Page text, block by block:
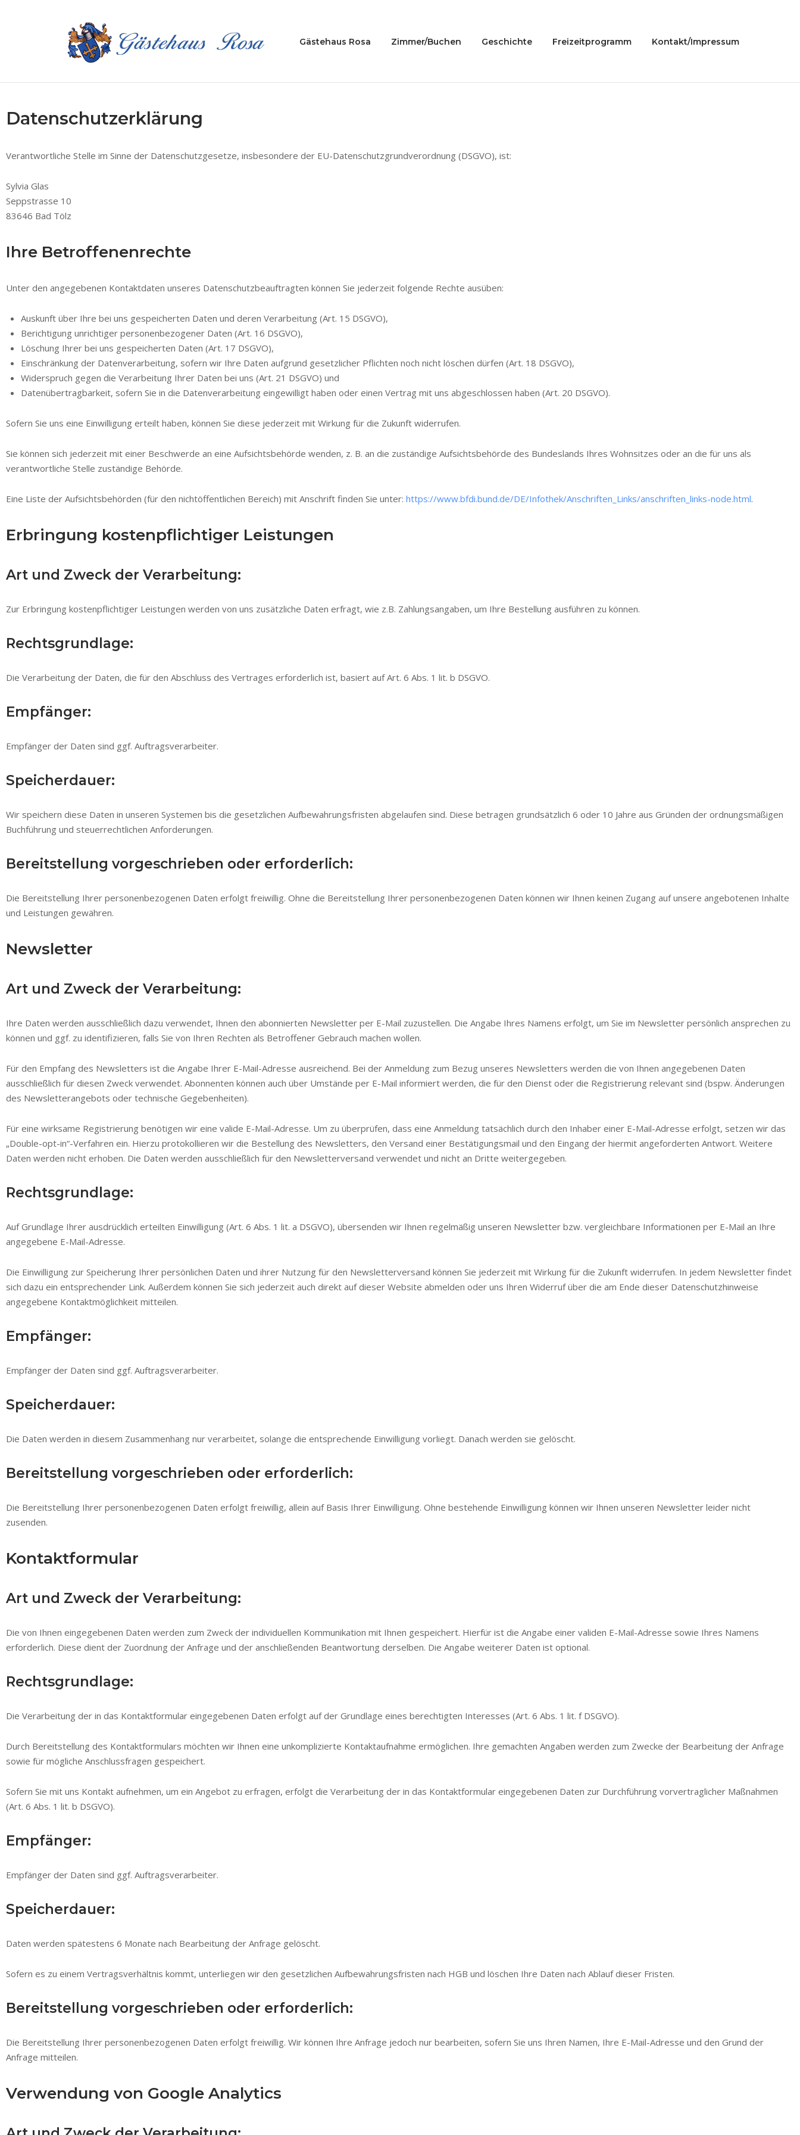
Home
Gästehaus Rosa Zimmer/Buchen Geschichte Freizeitprogramm Kontakt/Impressum
Datenschutzerklärung
Verantwortliche Stelle im Sinne der Datenschutzgesetze, insbesondere der EU-Datenschutzgrundverordnung (DSGVO), ist:
Sylvia Glas
Seppstrasse 10
83646 Bad Tölz
Ihre Betroffenenrechte
Unter den angegebenen Kontaktdaten unseres Datenschutzbeauftragten können Sie jederzeit folgende Rechte ausüben:
Auskunft über Ihre bei uns gespeicherten Daten und deren Verarbeitung (Art. 15 DSGVO),
Berichtigung unrichtiger personenbezogener Daten (Art. 16 DSGVO),
Löschung Ihrer bei uns gespeicherten Daten (Art. 17 DSGVO),
Einschränkung der Datenverarbeitung, sofern wir Ihre Daten aufgrund gesetzlicher Pflichten noch nicht löschen dürfen (Art. 18 DSGVO),
Widerspruch gegen die Verarbeitung Ihrer Daten bei uns (Art. 21 DSGVO) und
Datenübertragbarkeit, sofern Sie in die Datenverarbeitung eingewilligt haben oder einen Vertrag mit uns abgeschlossen haben (Art. 20 DSGVO).
Sofern Sie uns eine Einwilligung erteilt haben, können Sie diese jederzeit mit Wirkung für die Zukunft widerrufen.
Sie können sich jederzeit mit einer Beschwerde an eine Aufsichtsbehörde wenden, z. B. an die zuständige Aufsichtsbehörde des Bundeslands Ihres Wohnsitzes oder an die für uns als
verantwortliche Stelle zuständige Behörde.
Eine Liste der Aufsichtsbehörden (für den nichtöffentlichen Bereich) mit Anschrift finden Sie unter: https://www.bfdi.bund.de/DE/Infothek/Anschriften_Links/anschriften_links-node.html.
Erbringung kostenpflichtiger Leistungen
Art und Zweck der Verarbeitung:
Zur Erbringung kostenpflichtiger Leistungen werden von uns zusätzliche Daten erfragt, wie z.B. Zahlungsangaben, um Ihre Bestellung ausführen zu können.
Rechtsgrundlage:
Die Verarbeitung der Daten, die für den Abschluss des Vertrages erforderlich ist, basiert auf Art. 6 Abs. 1 lit. b DSGVO.
Empfänger:
Empfänger der Daten sind ggf. Auftragsverarbeiter.
Speicherdauer:
Wir speichern diese Daten in unseren Systemen bis die gesetzlichen Aufbewahrungsfristen abgelaufen sind. Diese betragen grundsätzlich 6 oder 10 Jahre aus Gründen der ordnungsmäßigen
Buchführung und steuerrechtlichen Anforderungen.
Bereitstellung vorgeschrieben oder erforderlich:
Die Bereitstellung Ihrer personenbezogenen Daten erfolgt freiwillig. Ohne die Bereitstellung Ihrer personenbezogenen Daten können wir Ihnen keinen Zugang auf unsere angebotenen Inhalte
und Leistungen gewähren.
Newsletter
Art und Zweck der Verarbeitung:
Ihre Daten werden ausschließlich dazu verwendet, Ihnen den abonnierten Newsletter per E-Mail zuzustellen. Die Angabe Ihres Namens erfolgt, um Sie im Newsletter persönlich ansprechen zu
können und ggf. zu identifizieren, falls Sie von Ihren Rechten als Betroffener Gebrauch machen wollen.
Für den Empfang des Newsletters ist die Angabe Ihrer E-Mail-Adresse ausreichend. Bei der Anmeldung zum Bezug unseres Newsletters werden die von Ihnen angegebenen Daten
ausschließlich für diesen Zweck verwendet. Abonnenten können auch über Umstände per E-Mail informiert werden, die für den Dienst oder die Registrierung relevant sind (bspw. Änderungen
des Newsletterangebots oder technische Gegebenheiten).
Für eine wirksame Registrierung benötigen wir eine valide E-Mail-Adresse. Um zu überprüfen, dass eine Anmeldung tatsächlich durch den Inhaber einer E-Mail-Adresse erfolgt, setzen wir das
„Double-opt-in“-Verfahren ein. Hierzu protokollieren wir die Bestellung des Newsletters, den Versand einer Bestätigungsmail und den Eingang der hiermit angeforderten Antwort. Weitere
Daten werden nicht erhoben. Die Daten werden ausschließlich für den Newsletterversand verwendet und nicht an Dritte weitergegeben.
Rechtsgrundlage:
Auf Grundlage Ihrer ausdrücklich erteilten Einwilligung (Art. 6 Abs. 1 lit. a DSGVO), übersenden wir Ihnen regelmäßig unseren Newsletter bzw. vergleichbare Informationen per E-Mail an Ihre
angegebene E-Mail-Adresse.
Die Einwilligung zur Speicherung Ihrer persönlichen Daten und ihrer Nutzung für den Newsletterversand können Sie jederzeit mit Wirkung für die Zukunft widerrufen. In jedem Newsletter findet
sich dazu ein entsprechender Link. Außerdem können Sie sich jederzeit auch direkt auf dieser Website abmelden oder uns Ihren Widerruf über die am Ende dieser Datenschutzhinweise
angegebene Kontaktmöglichkeit mitteilen.
Empfänger:
Empfänger der Daten sind ggf. Auftragsverarbeiter.
Speicherdauer:
Die Daten werden in diesem Zusammenhang nur verarbeitet, solange die entsprechende Einwilligung vorliegt. Danach werden sie gelöscht.
Bereitstellung vorgeschrieben oder erforderlich:
Die Bereitstellung Ihrer personenbezogenen Daten erfolgt freiwillig, allein auf Basis Ihrer Einwilligung. Ohne bestehende Einwilligung können wir Ihnen unseren Newsletter leider nicht
zusenden.
Kontaktformular
Art und Zweck der Verarbeitung:
Die von Ihnen eingegebenen Daten werden zum Zweck der individuellen Kommunikation mit Ihnen gespeichert. Hierfür ist die Angabe einer validen E-Mail-Adresse sowie Ihres Namens
erforderlich. Diese dient der Zuordnung der Anfrage und der anschließenden Beantwortung derselben. Die Angabe weiterer Daten ist optional.
Rechtsgrundlage:
Die Verarbeitung der in das Kontaktformular eingegebenen Daten erfolgt auf der Grundlage eines berechtigten Interesses (Art. 6 Abs. 1 lit. f DSGVO).
Durch Bereitstellung des Kontaktformulars möchten wir Ihnen eine unkomplizierte Kontaktaufnahme ermöglichen. Ihre gemachten Angaben werden zum Zwecke der Bearbeitung der Anfrage
sowie für mögliche Anschlussfragen gespeichert.
Sofern Sie mit uns Kontakt aufnehmen, um ein Angebot zu erfragen, erfolgt die Verarbeitung der in das Kontaktformular eingegebenen Daten zur Durchführung vorvertraglicher Maßnahmen
(Art. 6 Abs. 1 lit. b DSGVO).
Empfänger:
Empfänger der Daten sind ggf. Auftragsverarbeiter.
Speicherdauer:
Daten werden spätestens 6 Monate nach Bearbeitung der Anfrage gelöscht.
Sofern es zu einem Vertragsverhältnis kommt, unterliegen wir den gesetzlichen Aufbewahrungsfristen nach HGB und löschen Ihre Daten nach Ablauf dieser Fristen.
Bereitstellung vorgeschrieben oder erforderlich:
Die Bereitstellung Ihrer personenbezogenen Daten erfolgt freiwillig. Wir können Ihre Anfrage jedoch nur bearbeiten, sofern Sie uns Ihren Namen, Ihre E-Mail-Adresse und den Grund der
Anfrage mitteilen.
Verwendung von Google Analytics